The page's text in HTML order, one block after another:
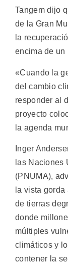
Tangem dijo
de la Gran
la
encima de un
«Cuando la
del cambio
responder al
proyecto
la agenda
Inger
las Naciones
(PNUMA),
la vista
de tierras
donde
múltiples
climáticos y
contener la